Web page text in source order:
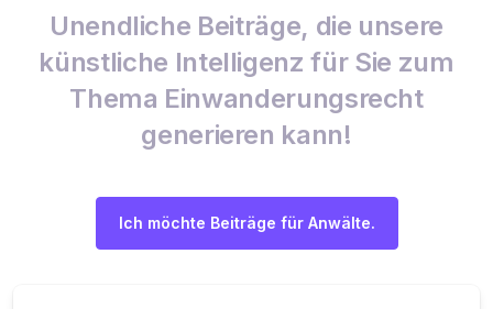
Unendliche Beiträge, die unsere
künstliche Intelligenz für Sie zum
Thema Einwanderungsrecht
generieren kann!
Ich möchte Beiträge für Anwälte.